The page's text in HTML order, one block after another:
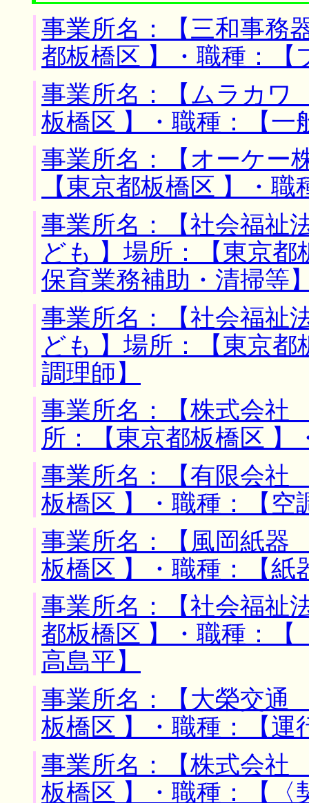
事業所名：【三和事務
都板橋区 】・職種：
事業所名：【ムラカ
板橋区 】・職種：【
事業所名：【オーケ
【東京都板橋区 】・
事業所名：【社会福
ども 】場所：【東京
保育業務補助・清掃等
事業所名：【社会福
ども 】場所：【東京
調理師】
事業所名：【株式会
所：【東京都板橋区
事業所名：【有限会
板橋区 】・職種：【空
事業所名：【風岡紙器
板橋区 】・職種：【紙
事業所名：【社会福祉
都板橋区 】・職種：【
高島平】
事業所名：【大榮交通
板橋区 】・職種：【運
事業所名：【株式会社
板橋区 】・職種：【〈